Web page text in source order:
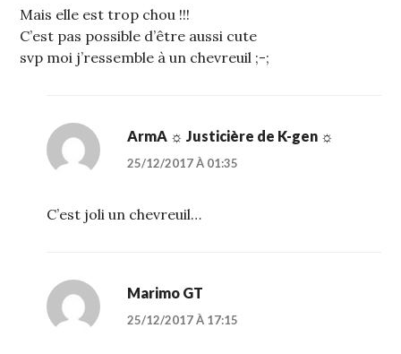
Mais elle est trop chou !!!
C’est pas possible d’être aussi cute
svp moi j’ressemble à un chevreuil ;-;
ArmA ☼ Justicière de K-gen ☼
25/12/2017 À 01:35
C’est joli un chevreuil…
Marimo GT
25/12/2017 À 17:15